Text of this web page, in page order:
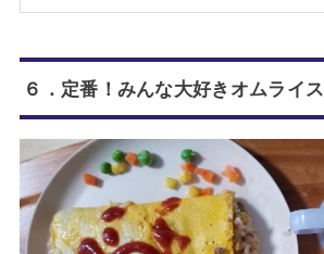
６．定番！みんな大好きオムライス